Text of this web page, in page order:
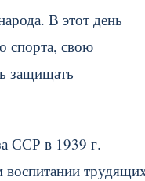
В этот день
спорта, свою
защищать
ССР в 1939 г.
воспитании